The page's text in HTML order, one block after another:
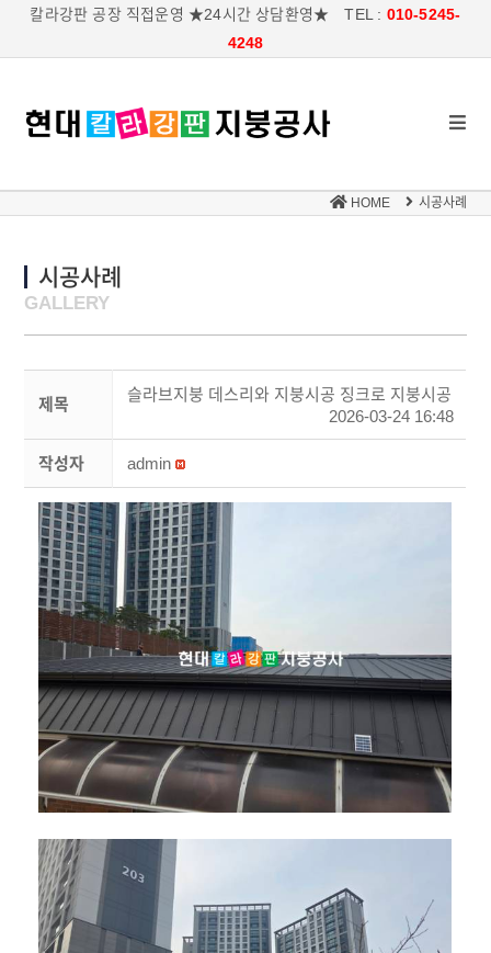
칼라강판 공장 직접운영 ★24시간 상담환영★ TEL : 010-5245-
4248
HOME 시공사례
시공사례
GALLERY
제목
슬라브지붕 데스리와 지붕시공 징크로 지붕시공
2026-03-24 16:48
작성자 admin